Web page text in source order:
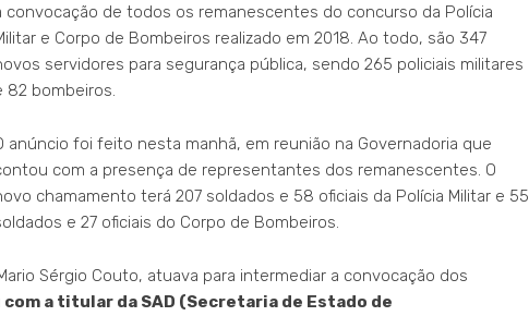
convocação de todos os remanescentes do concurso da Polícia
e Corpo de Bombeiros realizado em 2018. Ao todo, são 347
servidores para segurança pública, sendo 265 policiais militares
82 bombeiros.
anúncio foi feito nesta manhã, em reunião na Governadoria que
com a presença de representantes dos remanescentes. O
chamamento terá 207 soldados e 58 oficiais da Polícia Militar e 55
e 27 oficiais do Corpo de Bombeiros.
Sérgio Couto, atuava para intermediar a convocação dos
a titular da SAD (Secretaria de Estado de